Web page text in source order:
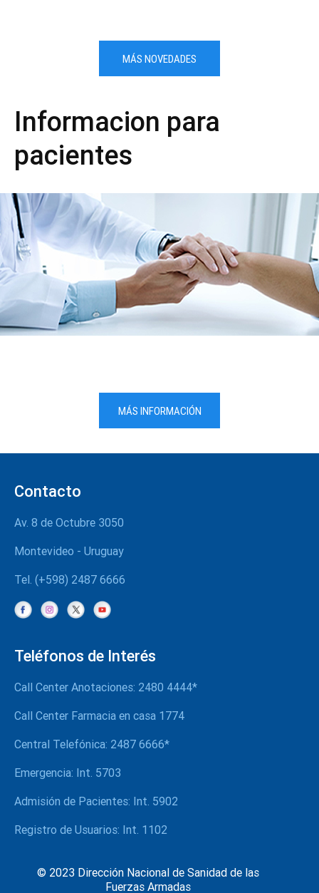
MÁS NOVEDADES
Informacion para
pacientes
MÁS INFORMACIÓN
Contacto
Av. 8 de Octubre 3050
Montevideo - Uruguay
Tel. (+598) 2487 6666
Teléfonos de Interés
Call Center Anotaciones: 2480 4444*
Call Center Farmacia en casa 1774
Central Telefónica: 2487 6666*
Emergencia: Int. 5703
Admisión de Pacientes: Int. 5902
Registro de Usuarios: Int. 1102
© 2023 Dirección Nacional de Sanidad de las
Fuerzas Armadas